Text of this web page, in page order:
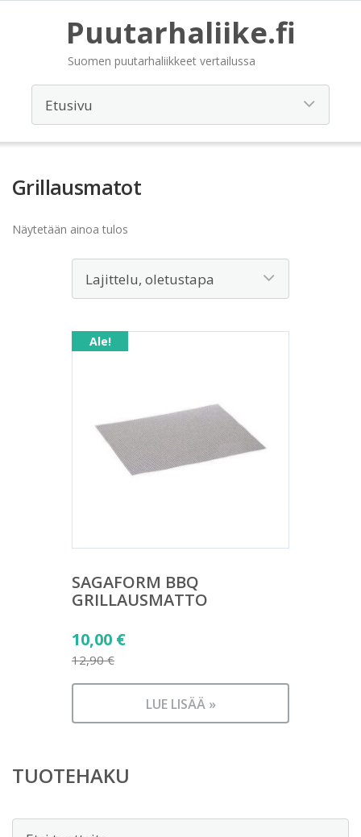
Puutarhaliike.fi
Suomen puutarhaliikkeet vertailussa
Grillausmatot
Näytetään ainoa tulos
Ale!
SAGAFORM BBQ
GRILLAUSMATTO
12,90€
Alkuperäinen
hinta
oli:
10,00 €
Nykyinen
on:
LUE LISÄÄ »
TUOTEHAKU